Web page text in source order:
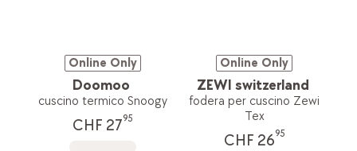
Online Only
Doomoo
cuscino termico Snoogy
CHF 2795
Online Only
ZEWI switzerland
fodera per cuscino Zewi
Tex
CHF 2695